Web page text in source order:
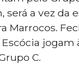
será a vez da
Marrocos.
jogam
C.